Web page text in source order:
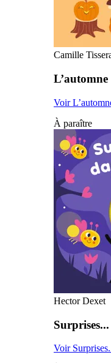
Camille
L’automne
Voir
À paraître
Hector Dexet
Voir